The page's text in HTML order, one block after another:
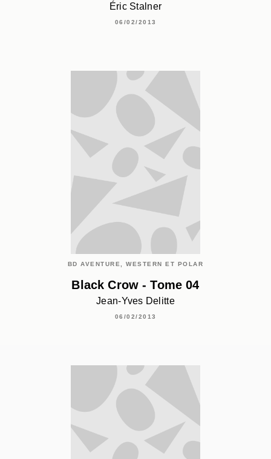
Éric Stalner
06/02/2013
BD AVENTURE, WESTERN ET POLAR
Black Crow - Tome 04
Jean-Yves Delitte
06/02/2013